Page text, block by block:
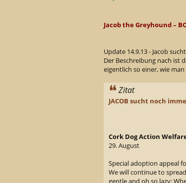
Jacob the Greyhound –
Update 14.9.13 - Jacob
Der Beschreibung nach ist
eigentlich so einer, wie
Zitat
JACOB sucht noch
Cork Dog Action
29. August
Special adoption appeal
We will continue to